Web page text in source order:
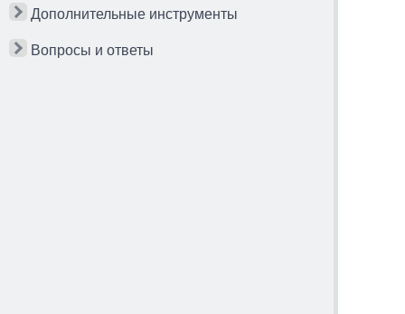
Дополнительные инструменты
Вопросы и ответы